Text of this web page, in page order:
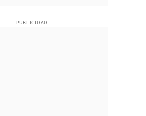
PUBLICIDAD